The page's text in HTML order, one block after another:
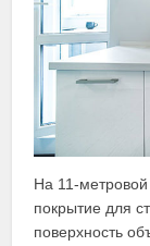
На 11-
покрытие для
поверхность